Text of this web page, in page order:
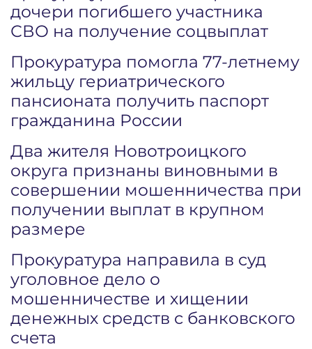
дочери погибшего участника
СВО на получение соцвыплат
Прокуратура помогла 77-летнему
жильцу гериатрического
пансионата получить паспорт
гражданина России
Два жителя Новотроицкого
округа признаны виновными в
совершении мошенничества при
получении выплат в крупном
размере
Прокуратура направила в суд
уголовное дело о
мошенничестве и хищении
денежных средств с банковского
счета